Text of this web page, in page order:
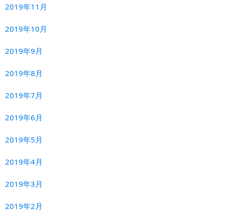
2019年11月
2019年10月
2019年9月
2019年8月
2019年7月
2019年6月
2019年5月
2019年4月
2019年3月
2019年2月